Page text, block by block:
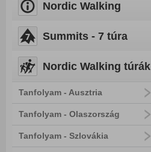
Nordic Walking
Summits - 7 túra
Nordic Walking túrák
Tanfolyam - Ausztria
Tanfolyam - Olaszország
Tanfolyam - Szlovákia